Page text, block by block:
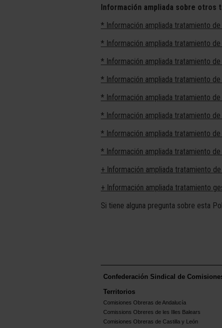
Información ampliada sobre otros
* Información ampliada tratamiento de
* Información ampliada tratamiento
* Información ampliada tratamiento
* Información ampliada tratamiento
* Información ampliada tratamiento de
* Información ampliada tratamiento de
* Información ampliada tratamiento
* Información ampliada tratamiento
+ Información ampliada tratamiento
+ Información ampliada tratamiento
Si tiene alguna pregunta sobre esta
Confederación Sindical de
Territorios
Comisiones Obreras de Andalucía
Comissions Obreres de les Illes Balears
Comisiones Obreras de Castilla y León